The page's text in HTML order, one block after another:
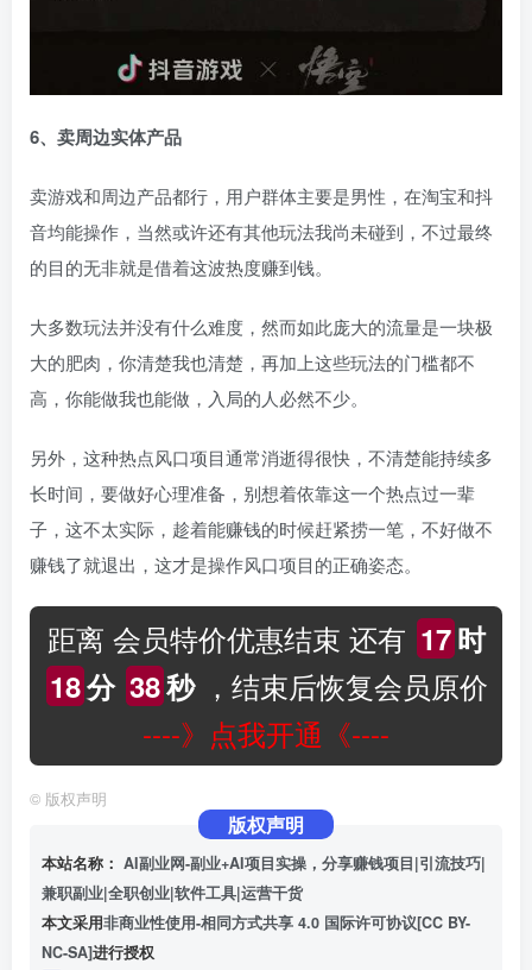
6、卖周边实体产品
卖游戏和周边产品都行，用户群体主要是男性，在淘宝和抖
音均能操作，当然或许还有其他玩法我尚未碰到，不过最终
的目的无非就是借着这波热度赚到钱。
大多数玩法并没有什么难度，然而如此庞大的流量是一块极
大的肥肉，你清楚我也清楚，再加上这些玩法的门槛都不
高，你能做我也能做，入局的人必然不少。
另外，这种热点风口项目通常消逝得很快，不清楚能持续多
长时间，要做好心理准备，别想着依靠这一个热点过一辈
子，这不太实际，趁着能赚钱的时候赶紧捞一笔，不好做不
赚钱了就退出，这才是操作风口项目的正确姿态。
距离 会员特价优惠结束 还有 17时
18分 37秒，结束后恢复会员原价
----》点我开通《----
© 版权声明
版权声明
本站名称： AI副业网-副业+AI项目实操，分享赚钱项目|引流技巧|
兼职副业|全职创业|软件工具|运营干货
本文采用非商业性使用-相同方式共享 4.0 国际许可协议[CC BY-
NC-SA]进行授权